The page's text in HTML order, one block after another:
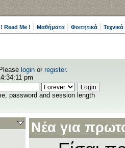
! Read Me ! Μαθήματα Φοιτητικά
login or register.
pm
password and session length
Νέα για